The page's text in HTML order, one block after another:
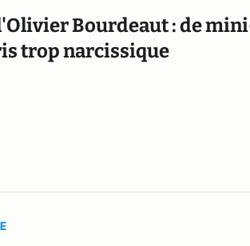
Bourdeaut : de
trop narcissique